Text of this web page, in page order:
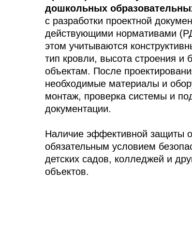
дошкольных
с разработки проектной
действующими нормативами
этом учитываются
тип кровли, высота строения и
объектам. После
необходимые материалы и
монтаж, проверка системы и
документации.
Наличие эффективной защиты
обязательным условием
детских садов, колледжей и
объектов.